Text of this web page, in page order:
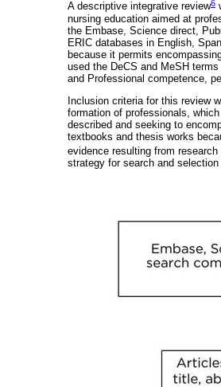
A descriptive integrative review6
nursing education aimed at
the Embase, Science direct,
ERIC databases in English,
because it permits
used the DeCS and MeSH
and Professional competence,
Inclusion criteria for this review
formation of professionals,
described and seeking to
textbooks and thesis works
evidence resulting from
strategy for search and